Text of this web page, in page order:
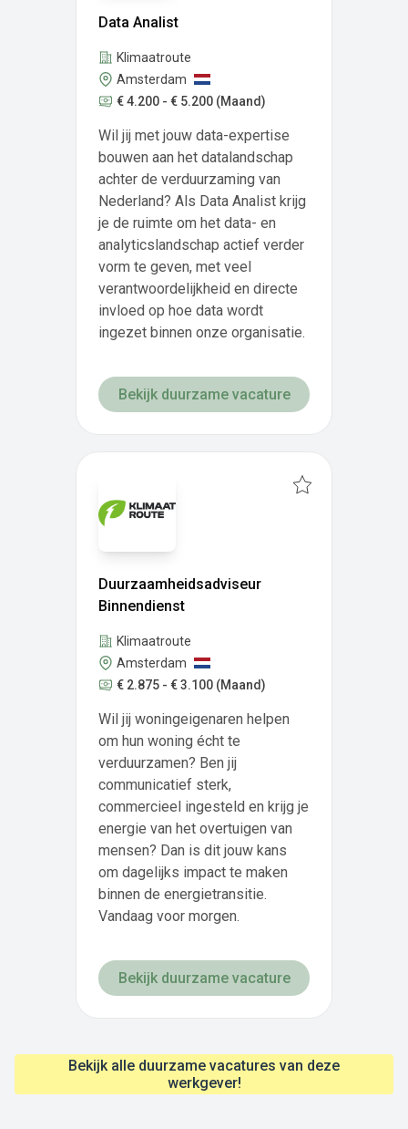
Data Analist
Klimaatroute
Amsterdam
€ 4.200 - € 5.200 (Maand)
Wil jij met jouw data-expertise
bouwen aan het datalandschap
achter de verduurzaming van
Nederland? Als Data Analist krijg
je de ruimte om het data- en
analyticslandschap actief verder
vorm te geven, met veel
verantwoordelijkheid en directe
invloed op hoe data wordt
ingezet binnen onze organisatie.
Bekijk duurzame vacature
Duurzaamheidsadviseur
Binnendienst
Klimaatroute
Amsterdam
€ 2.875 - € 3.100 (Maand)
Wil jij woningeigenaren helpen
om hun woning écht te
verduurzamen? Ben jij
communicatief sterk,
commercieel ingesteld en krijg je
energie van het overtuigen van
mensen? Dan is dit jouw kans
om dagelijks impact te maken
binnen de energietransitie.
Vandaag voor morgen.
Bekijk duurzame vacature
Bekijk alle duurzame vacatures van deze
werkgever!